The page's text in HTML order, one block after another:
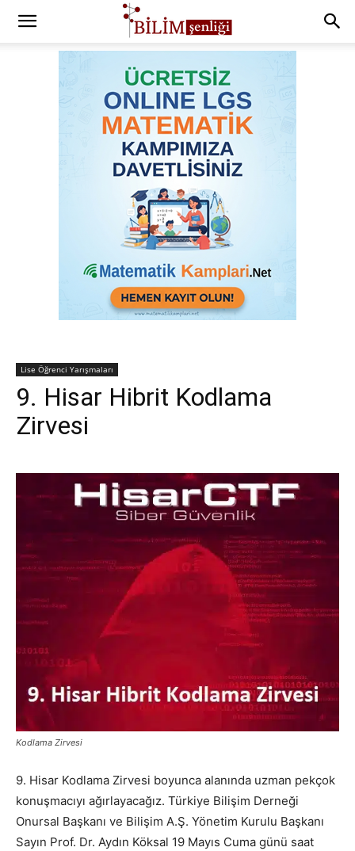
Lise Öğrenci Yarışmaları
9. Hisar Hibrit Kodlama
Zirvesi
Kodlama Zirvesi
9. Hisar Kodlama Zirvesi boyunca alanında uzman pekçok
konuşmacıyı ağırlayacağız. Türkiye Bilişim Derneği
Onursal Başkanı ve Bilişim A.Ş. Yönetim Kurulu Başkanı
Sayın Prof. Dr. Aydın Köksal 19 Mayıs Cuma günü saat